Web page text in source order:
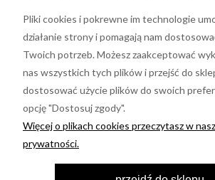
Informacje
Moje konto
Pliki cookies i pokrewne im technologie
działanie strony i pomagają nam
Twoich potrzeb. Możesz zaakceptować
nas wszystkich tych plików i przejść do
dostosować użycie plików do swoich
opcję "Dostosuj zgody".
Więcej o plikach cookies przeczytasz w
prywatności.